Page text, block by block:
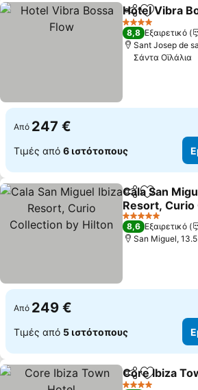
Κοινοποίηση
Hotel Vibra
4 Αστέρια
8,8 Εξαιρετικό
Sant Josep de
Σάντα Οϊλάλια
Από 247 €
Τιμές από 6 ιστότοπους
Κοινοποίηση
Cala San
Resort, Curio
by Hilton
5 Αστέρια
8,6 Εξαιρετικό
San Miguel,
Από 249 €
Τιμές από 5 ιστότοπους
Κοινοποίηση
Core Ibiza